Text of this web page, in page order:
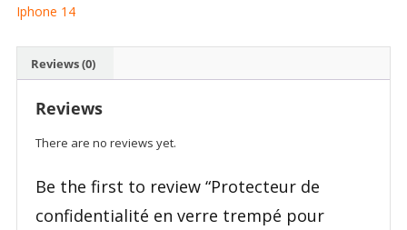
verre
Iphone
Iphone
Iphone 14
Reviews (0)
Reviews
There are no reviews yet.
Be the first to review “Protecteur de
confidentialité en verre trempé pour